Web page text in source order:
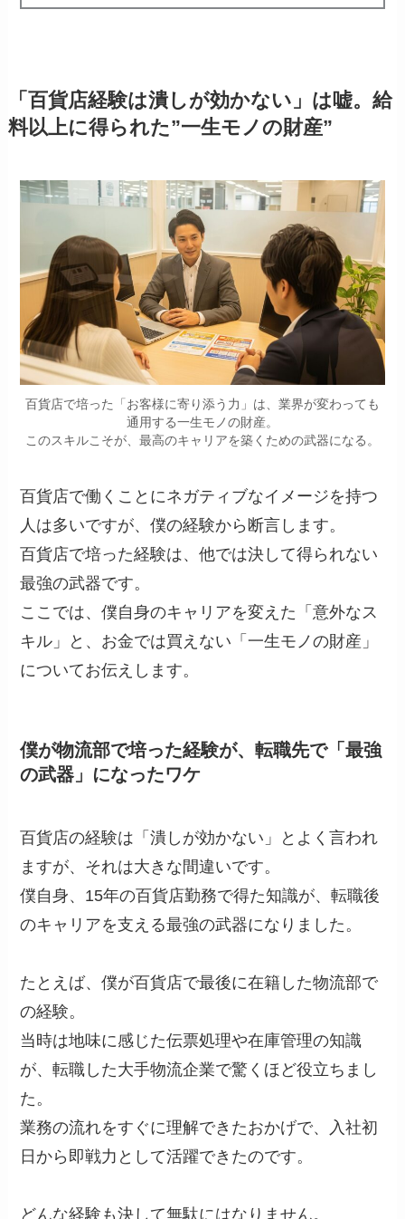
「百貨店経験は潰しが効かない」は嘘。給
料以上に得られた”一生モノの財産”
百貨店で培った「お客様に寄り添う力」は、業界が変わっても
通用する一生モノの財産。
このスキルこそが、最高のキャリアを築くための武器になる。
百貨店で働くことにネガティブなイメージを持つ
人は多いですが、僕の経験から断言します。
百貨店で培った経験は、他では決して得られない
最強の武器です。
ここでは、僕自身のキャリアを変えた「意外なス
キル」と、お金では買えない「一生モノの財産」
についてお伝えします。
僕が物流部で培った経験が、転職先で「最強
の武器」になったワケ
百貨店の経験は「潰しが効かない」とよく言われ
ますが、それは大きな間違いです。
僕自身、15年の百貨店勤務で得た知識が、転職後
のキャリアを支える最強の武器になりました。
たとえば、僕が百貨店で最後に在籍した物流部で
の経験。
当時は地味に感じた伝票処理や在庫管理の知識
が、転職した大手物流企業で驚くほど役立ちまし
た。
業務の流れをすぐに理解できたおかげで、入社初
日から即戦力として活躍できたのです。
どんな経験も決して無駄にはなりません。